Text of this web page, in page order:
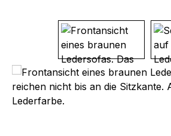
Bildergalerie überspringen